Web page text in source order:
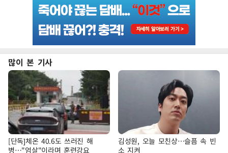
많이 본 기사
[단독]체온 40.6도 쓰러진 해
병…"엄살"이라며 훈련강요
김성원, 오늘 모친상…슬픔 속 빈
소 지켜